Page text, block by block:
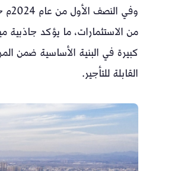
من الاستثمارات، ما يؤكد جاذبية
القابلة للتأجير.